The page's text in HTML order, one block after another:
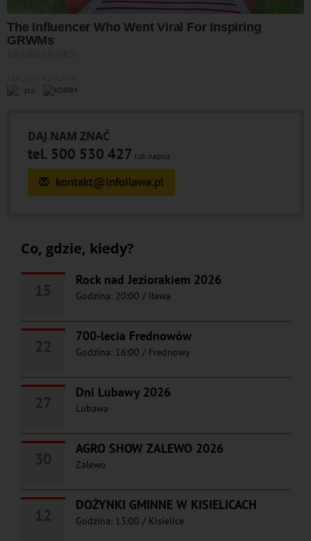
DAJ NAM ZNAĆ
tel. 500 530 427 lub napisz
kontakt@infoilawa.pl
Co, gdzie, kiedy?
Rock nad Jeziorakiem 2026
Godzina: 20:00 / Iława
700-lecia Frednowów
Godzina: 16:00 / Frednowy
Dni Lubawy 2026
Lubawa
AGRO SHOW ZALEWO 2026
Zalewo
DOŻYNKI GMINNE W KISIELICACH
Godzina: 13:00 / Kisielice